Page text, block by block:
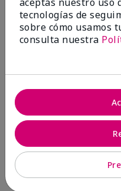
Después
tersa
de
tecnologías de
sobre cómo usamos
consulta nuestra